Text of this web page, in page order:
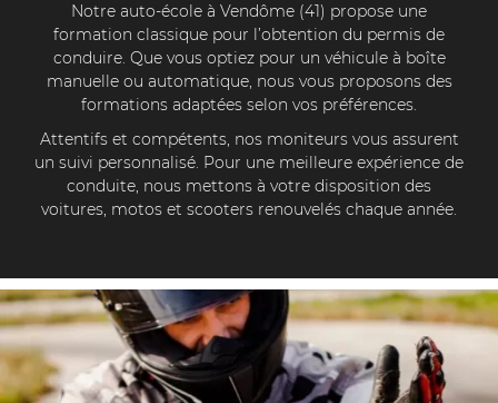
Notre auto-école à Vendôme (41) propose une
formation classique pour l’obtention du permis de
conduire. Que vous optiez pour un véhicule à boîte
manuelle ou automatique, nous vous proposons des
formations adaptées selon vos préférences.
Attentifs et compétents, nos moniteurs vous assurent
un suivi personnalisé. Pour une meilleure expérience de
conduite, nous mettons à votre disposition des
voitures, motos et scooters renouvelés chaque année.